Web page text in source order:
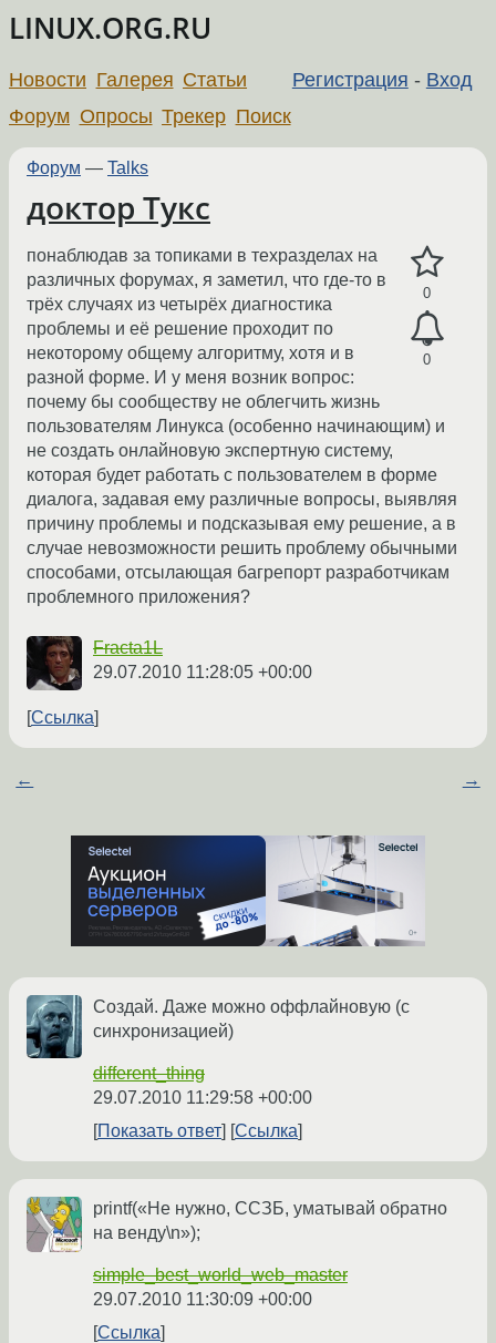
LINUX.ORG.RU
Регистрация - Вход
Новости Галерея Статьи
Форум Опросы Трекер Поиск
Форум — Talks
доктор Тукс
0
0
понаблюдав за топиками в техразделах на
различных форумах, я заметил, что где-то в
трёх случаях из четырёх диагностика
проблемы и её решение проходит по
некоторому общему алгоритму, хотя и в
разной форме. И у меня возник вопрос:
почему бы сообществу не облегчить жизнь
пользователям Линукса (особенно начинающим) и
не создать онлайновую экспертную систему,
которая будет работать с пользователем в форме
диалога, задавая ему различные вопросы, выявляя
причину проблемы и подсказывая ему решение, а в
случае невозможности решить проблему обычными
способами, отсылающая багрепорт разработчикам
проблемного приложения?
Fracta1L
29.07.2010 11:28:05 +00:00
Ссылка
← →
Создай. Даже можно оффлайновую (с
синхронизацией)
different_thing
29.07.2010 11:29:58 +00:00
Показать ответ
Ссылка
printf(«Не нужно, ССЗБ, уматывай обратно
на венду\n»);
simple_best_world_web_master
29.07.2010 11:30:09 +00:00
Ссылка